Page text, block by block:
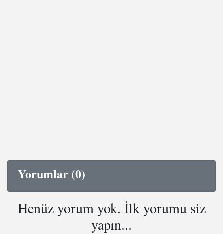
Yorumlar (0)
Henüz yorum yok. İlk yorumu siz
yapın...